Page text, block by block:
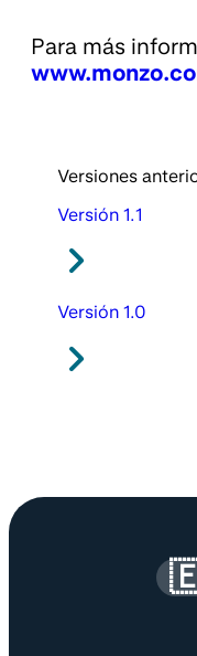
Para más
Versiones
Versión 1.1
Versión 1.0
Site